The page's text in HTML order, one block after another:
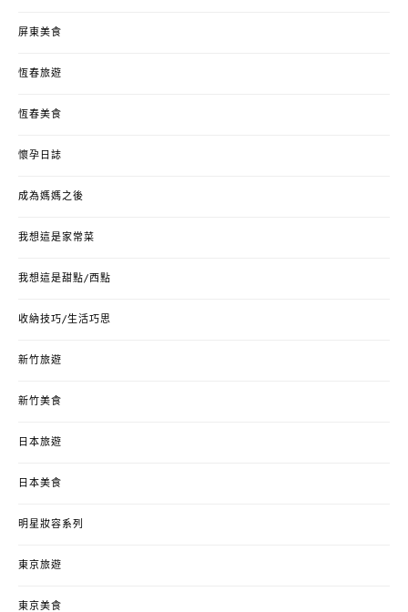
屏東美食
恆春旅遊
恆春美食
懷孕日誌
成為媽媽之後
我想這是家常菜
我想這是甜點/西點
收納技巧/生活巧思
新竹旅遊
新竹美食
日本旅遊
日本美食
明星妝容系列
東京旅遊
東京美食